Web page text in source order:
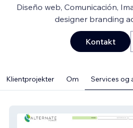
Diseño web, Comunicación,
designer branding
Kontakt
Klientprojekter Om Services og